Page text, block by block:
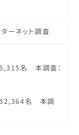
ーネット調査
5,315名 本調査：
32,364名 本調